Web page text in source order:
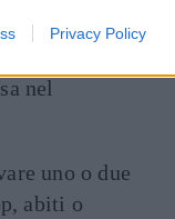
Privacy Policy
nel
uno o due
abiti o